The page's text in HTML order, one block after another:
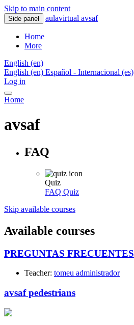
Skip to main content
Side panel aulavirtual avsaf
Home
More
English ‎(en)‎
English ‎(en)‎ Español - Internacional ‎(es)‎
Log in
Home
avsaf
FAQ
Quiz
FAQ Quiz
Skip available courses
Available courses
PREGUNTAS FRECUENTES
Teacher: tomeu administrador
avsaf pedestrians